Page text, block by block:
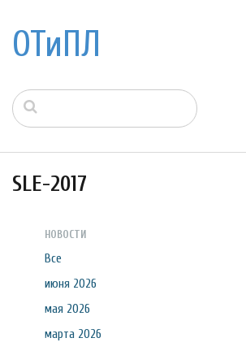
ОТиПЛ
SLE-2017
НОВОСТИ
Все
июня 2026
мая 2026
марта 2026